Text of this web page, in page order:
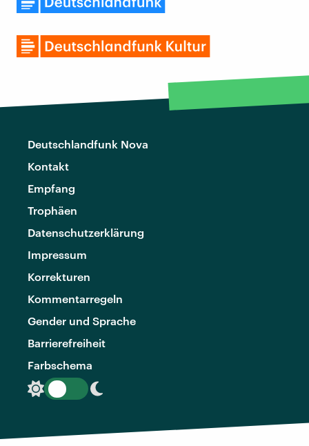
Deutschlandfunk Nova
Kontakt
Empfang
Trophäen
Datenschutzerklärung
Impressum
Korrekturen
Kommentarregeln
Gender und Sprache
Barrierefreiheit
Farbschema